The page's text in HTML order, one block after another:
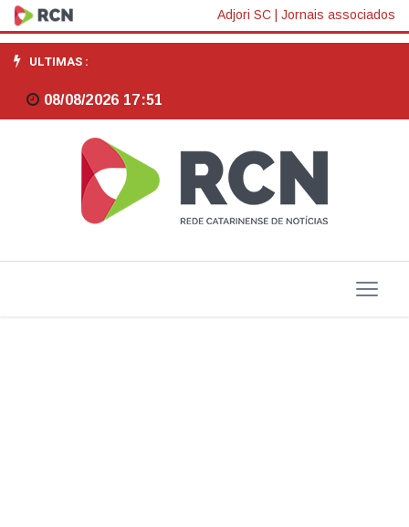
Udesc
receberá
pedidos
transferência
externa
e
Adjori SC Jornais associados
ULTIMAS :
08/08/2026 17:51